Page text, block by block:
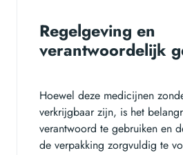
Regelgeving en
verantwoordelijk
Hoewel deze medicijnen
verkrijgbaar zijn, is het
verantwoord te gebruiken en
de verpakking zorgvuldig te